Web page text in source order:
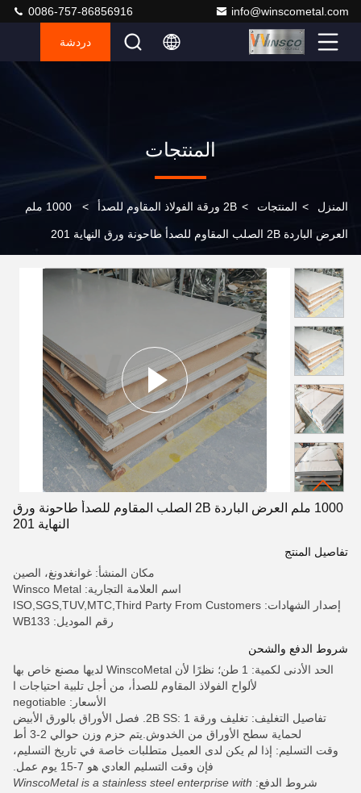
info@winscometal.com
0086-757-86856916
دردشة
المنتجات
المنزل > المنتجات > 2B ورقة الفولاذ المقاوم للصدأ > 1000 ملم
العرض الباردة 2B الصلب المقاوم للصدأ طاحونة ورق النهاية 201
1000 ملم العرض الباردة 2B الصلب المقاوم للصدأ طاحونة ورق
النهاية 201
تفاصيل المنتج
مكان المنشأ: غوانغدونغ، الصين
اسم العلامة التجارية: Winsco Metal
إصدار الشهادات: ISO,SGS,TUV,MTC,Third Party From Customers
رقم الموديل: WB133
شروط الدفع والشحن
الحد الأدنى لكمية: 1 طن؛ نظرًا لأن WinscoMetal لديها مصنع خاص بها
لألواح الفولاذ المقاوم للصدأ، من أجل تلبية احتياجات ا
الأسعار: negotiable
تفاصيل التغليف: تغليف ورقة 2B SS: 1. فصل الأوراق بالورق الأبيض
لحماية سطح الأوراق من الخدوش.يتم حزم وزن حوالي 2-3 أط
وقت التسليم: إذا لم يكن لدى العميل متطلبات خاصة في تاريخ التسليم،
فإن وقت التسليم العادي هو 7-15 يوم عمل.
شروط الدفع: WinscoMetal is a stainless steel enterprise with